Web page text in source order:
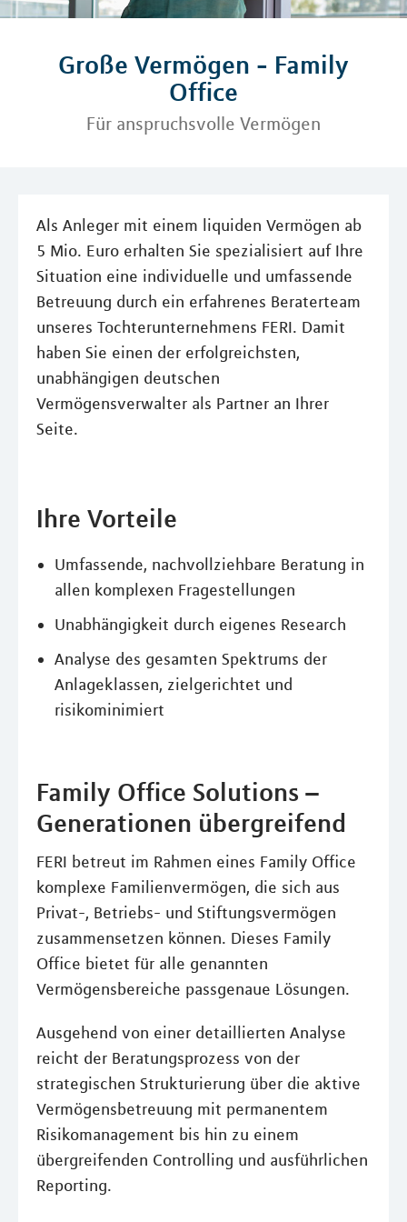
Große Vermögen - Family
Office
Für anspruchsvolle Vermögen
Als Anleger mit einem liquiden Vermögen ab
5 Mio. Euro erhalten Sie spezialisiert auf Ihre
Situation eine individuelle und umfassende
Betreuung durch ein erfahrenes Beraterteam
unseres Tochterunternehmens FERI. Damit
haben Sie einen der erfolgreichsten,
unabhängigen deutschen
Vermögensverwalter als Partner an Ihrer
Seite.
Ihre Vorteile
Umfassende, nachvollziehbare Beratung in
allen komplexen Fragestellungen
Unabhängigkeit durch eigenes Research
Analyse des gesamten Spektrums der
Anlageklassen, zielgerichtet und
risikominimiert
Family Office Solutions –
Generationen übergreifend
FERI betreut im Rahmen eines Family Office
komplexe Familienvermögen, die sich aus
Privat-, Betriebs- und Stiftungsvermögen
zusammensetzen können. Dieses Family
Office bietet für alle genannten
Vermögensbereiche passgenaue Lösungen.
Ausgehend von einer detaillierten Analyse
reicht der Beratungsprozess von der
strategischen Strukturierung über die aktive
Vermögensbetreuung mit permanentem
Risikomanagement bis hin zu einem
übergreifenden Controlling und ausführlichen
Reporting.